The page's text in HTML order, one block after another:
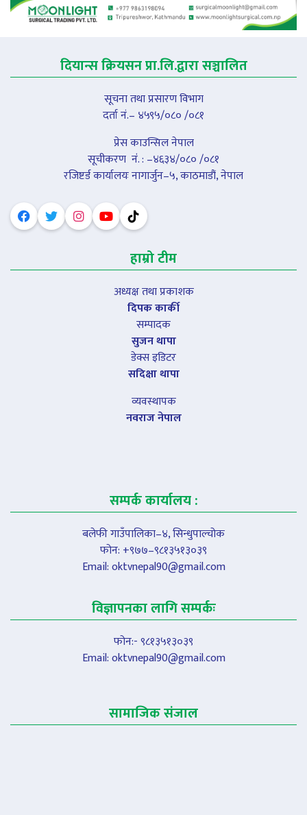
दियान्स क्रियसन प्रा.लि.द्वारा सञ्चालित
सूचना तथा प्रसारण विभाग
दर्ता नं.– ४५९५/०८० /०८१
प्रेस काउन्सिल नेपाल
सूचीकरण नंं. : –४६३४/०८० /०८१
रजिष्टर्ड कार्यालयः नागार्जुन–५, काठमाडौं, नेपाल
हाम्रो टीम
अध्यक्ष तथा प्रकाशक
दिपक कार्की
सम्पादक
सुजन थापा
डेक्स इडिटर
सदिक्षा थापा
व्यवस्थापक
नवराज नेपाल
सम्पर्क कार्यालय :
बलेफी गाउँपालिका–४, सिन्धुपाल्चोक
फोन: +९७७–९८१३५१३०३९
Email:oktvnepal90@gmail.com
विज्ञापनका लागि सम्पर्कः
फोन:- ९८१३५१३०३९
Email:oktvnepal90@gmail.com
सामाजिक संजाल